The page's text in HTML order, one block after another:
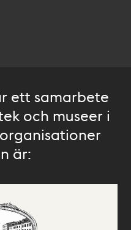
ett samarbete
och museer i
är: